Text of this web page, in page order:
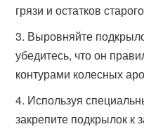
грязи и остатков
Выровняйте
убедитесь, что он
контурами колесных
Используя
закрепите подкрылок к